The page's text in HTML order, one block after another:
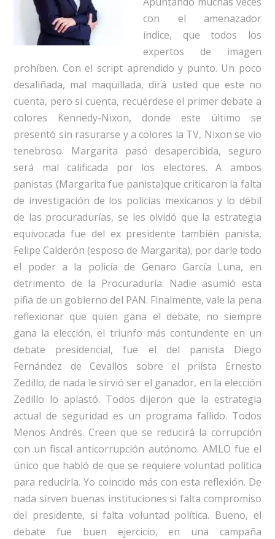
con el amenazador
índice, que todos los
expertos de imagen
prohíben. Con el script aprendido y punto. Un poco
desaliñada, mal maquillada, dirá usted que este no
cuenta, pero si cuenta, recuérdese el primer debate a
colores Kennedy-Nixon, donde este último se
presentó sin rasurarse y a colores la TV, Nixon se vio
tenebroso. Margarita pasó desapercibida, seguro
será mal calificada por los electores. A ambos
panistas (Margarita fue panista)que criticaron la falta
de investigación de los policías mexicanos y lo débil
de las procuradurías, se les olvidó que la estrategia
equivocada fue del ex presidente también panista,
Felipe Calderón (esposo de Margarita), por darle todo
el poder a la policía de Genaro García Luna, en
detrimento de la Procuraduría. Nadie asumió esta
pifia de un gobierno del PAN. Finalmente, vale la pena
reflexionar que quien gana el debate, no siempre
gana la elección, el triunfo más contundente en un
debate presidencial, fue el del panista Diego
Fernández de Cevallos sobre el priísta Ernesto
Zedillo; de nada le sirvió ser el ganador, en la elección
Zedillo lo aplastó. Todos dijeron que la estrategia
actual de seguridad es un programa fallido. Todos
Menos Andrés. Creen que se reducirá la corrupción
con un fiscal anticorrupción autónomo. AMLO fue el
único que habló de que se requiere voluntad política
para reducirla. Yo coincido más con esta reflexión. De
nada sirven buenas instituciones si falta compromiso
del presidente, si falta voluntad política. Bueno, el
debate fue buen ejercicio, en una campaña